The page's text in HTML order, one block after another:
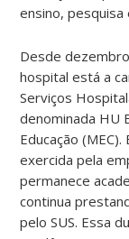
ensino, pesquisa
Desde
hospital está a
Serviços
denominada HU
Educação
exercida pela
permanece
continua
pelo SUS. Essa